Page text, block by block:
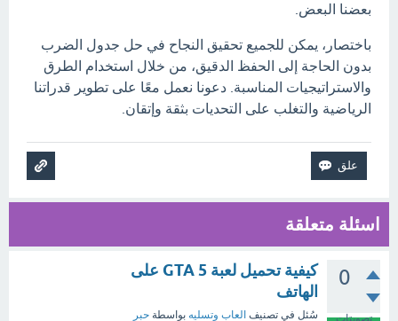
بعضنا البعض.
باختصار، يمكن للجميع تحقيق النجاح في حل جدول الضرب
بدون الحاجة إلى الحفظ الدقيق، من خلال استخدام الطرق
والاستراتيجيات المناسبة. دعونا نعمل معًا على تطوير قدراتنا
الرياضية والتغلب على التحديات بثقة وإتقان.
اسئلة متعلقة
0
تصويتات
كيفية تحميل لعبة GTA 5 على
الهاتف
سُئل في تصنيف العاب وتسليه بواسطة حبر